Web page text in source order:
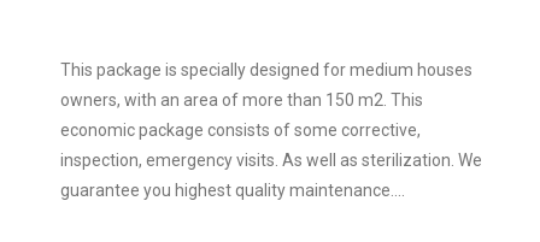
This package is specially designed for medium houses
owners, with an area of more than 150 m2. This
economic package consists of some corrective,
inspection, emergency visits. As well as sterilization. We
guarantee you highest quality maintenance....